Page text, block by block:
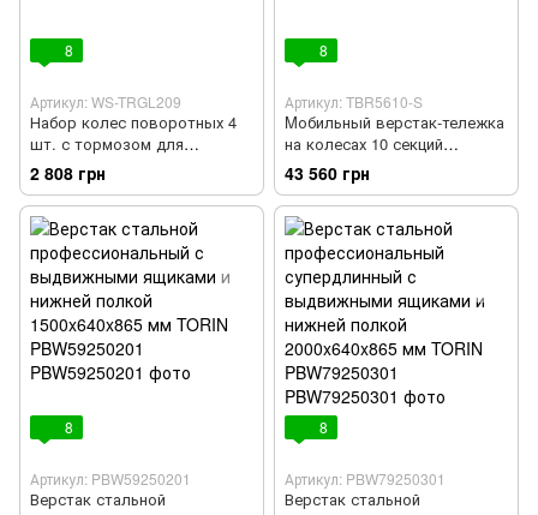
8
Артикул: WS-TRGL209
Набор колес поворотных 4
шт. с тормозом для
верстаков серии TRGL209
TORIN WS-TRGL209
2 808 грн
8
Артикул: TBR5610-S
Mобильный верстак-тележка
на колесах 10 секций
(TBR560S) TORIN TBR5610-S
43 560 грн
8
Артикул: PBW59250201
Верстак стальной
8
Артикул: PBW79250301
Верстак стальной